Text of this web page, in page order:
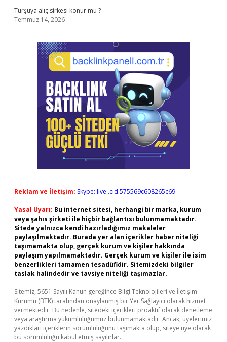
Turşuya alıç sirkesi konur mu ?
Temmuz 14, 2026
Reklam ve İletişim: Skype: live:.cid.575569c608265c69
Yasal Uyarı: Bu internet sitesi, herhangi bir marka, kurum
veya şahıs şirketi ile hiçbir bağlantısı bulunmamaktadır.
Sitede yalnızca kendi hazırladığımız makaleler
paylaşılmaktadır. Burada yer alan içerikler haber niteliği
taşımamakta olup, gerçek kurum ve kişiler hakkında
paylaşım yapılmamaktadır. Gerçek kurum ve kişiler ile isim
benzerlikleri tamamen tesadüfidir. Sitemizdeki bilgiler
taslak halindedir ve tavsiye niteliği taşımazlar.
Sitemiz, 5651 Sayılı Kanun gereğince Bilgi Teknolojileri ve İletişim
Kurumu (BTK) tarafından onaylanmış bir Yer Sağlayıcı olarak hizmet
vermektedir. Bu nedenle, sitedeki içerikleri proaktif olarak denetleme
veya araştırma yükümlülüğümüz bulunmamaktadır. Ancak, üyelerimiz
yazdıkları içeriklerin sorumluluğunu taşımakta olup, siteye üye olarak
bu sorumluluğu kabul etmiş sayılırlar.